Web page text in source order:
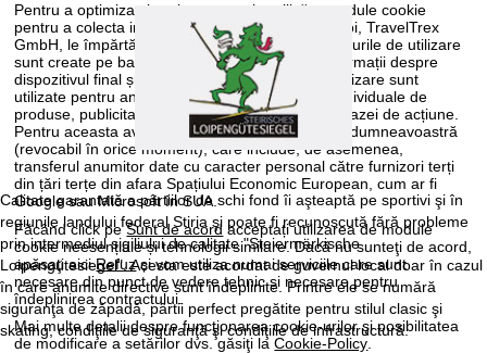
Pentru a optimiza site-ul nostru web, utilizăm module cookie
pentru a colecta informații de utilizare, pe care noi, TravelTrex
GmbH, le împărtășim și cu partenerii noștri. Profilurile de utilizare
sunt create pe baza activităților dvs. folosind informații despre
dispozitivul final și browser. Aceste profiluri de utilizare sunt
utilizate pentru analize statistice, recomandări individuale de
produse, publicitate personalizată și măsurarea razei de acțiune.
Pentru aceasta avem nevoie de consimțământul dumneavoastră
(revocabil în orice moment), care include, de asemenea,
transferul anumitor date cu caracter personal către furnizori terți
din țări terțe din afara Spațiului Economic European, cum ar fi
Google sau Microsoft în SUA.
Făcând click peSunt de acord acceptați utilizarea de module
cookie neesențiale și tehnologii similare. Dacă nu sunteţi de acord,
apăsaţi aiciRefuzși vom utiliza numai serviciile care sunt
necesare din punct de vedere tehnic și necesare pentru
îndeplinirea contractului.
Mai multe detalii despre funcţionarea cookie-urilor şi posibilitatea
de modificare a setărilor dvs. găsiţi laCookie-Policy
a
s
ă
Calitate garantată a pârtiilor de schi fond îi aşteaptă pe sportivi şi în
regiunile landului federal Stiria şi poate fi recunoscută fără probleme
prin intermediul sigiliului de calitate "Steiermärkische
Loipengütesiegel". Acesta este acordat de guvernul local doar în cazul
în care anumite directive sunt îndeplinite. Printre ele se numără
siguranţa de zăpadă, pârtii perfect pregătite pentru stilul clasic şi
skating, condiţiile de siguranţă şi condiţiile de infrastructură.